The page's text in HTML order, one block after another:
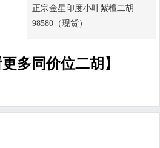
正宗金星印度小叶紫檀二胡
98580（现货）
更多同价位二胡】